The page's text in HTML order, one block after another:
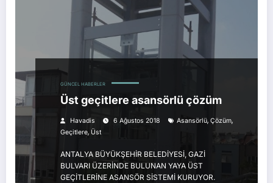
GÜNCEL HABERLER
Üst geçitlere asansörlü çözüm
Havadis 6 Ağustos 2018 Asansörlü, Çözüm,
Geçitlere, Üst
ANTALYA BÜYÜKŞEHİR BELEDİYESİ, GAZİ
BULVARI ÜZERİNDE BULUNAN YAYA ÜST
GEÇİTLERİNE ASANSÖR SİSTEMİ KURUYOR.